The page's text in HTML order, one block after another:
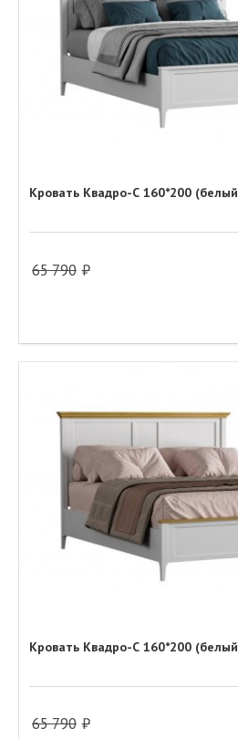
Кровать Квадро-С 160*200
65 790
Кровать Квадро-С 160*200
65 790